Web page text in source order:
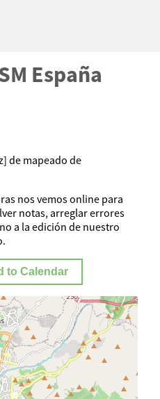
España
de mapeado de
nos vemos online para
notas, arreglar errores
a la edición de nuestro
to Calendar